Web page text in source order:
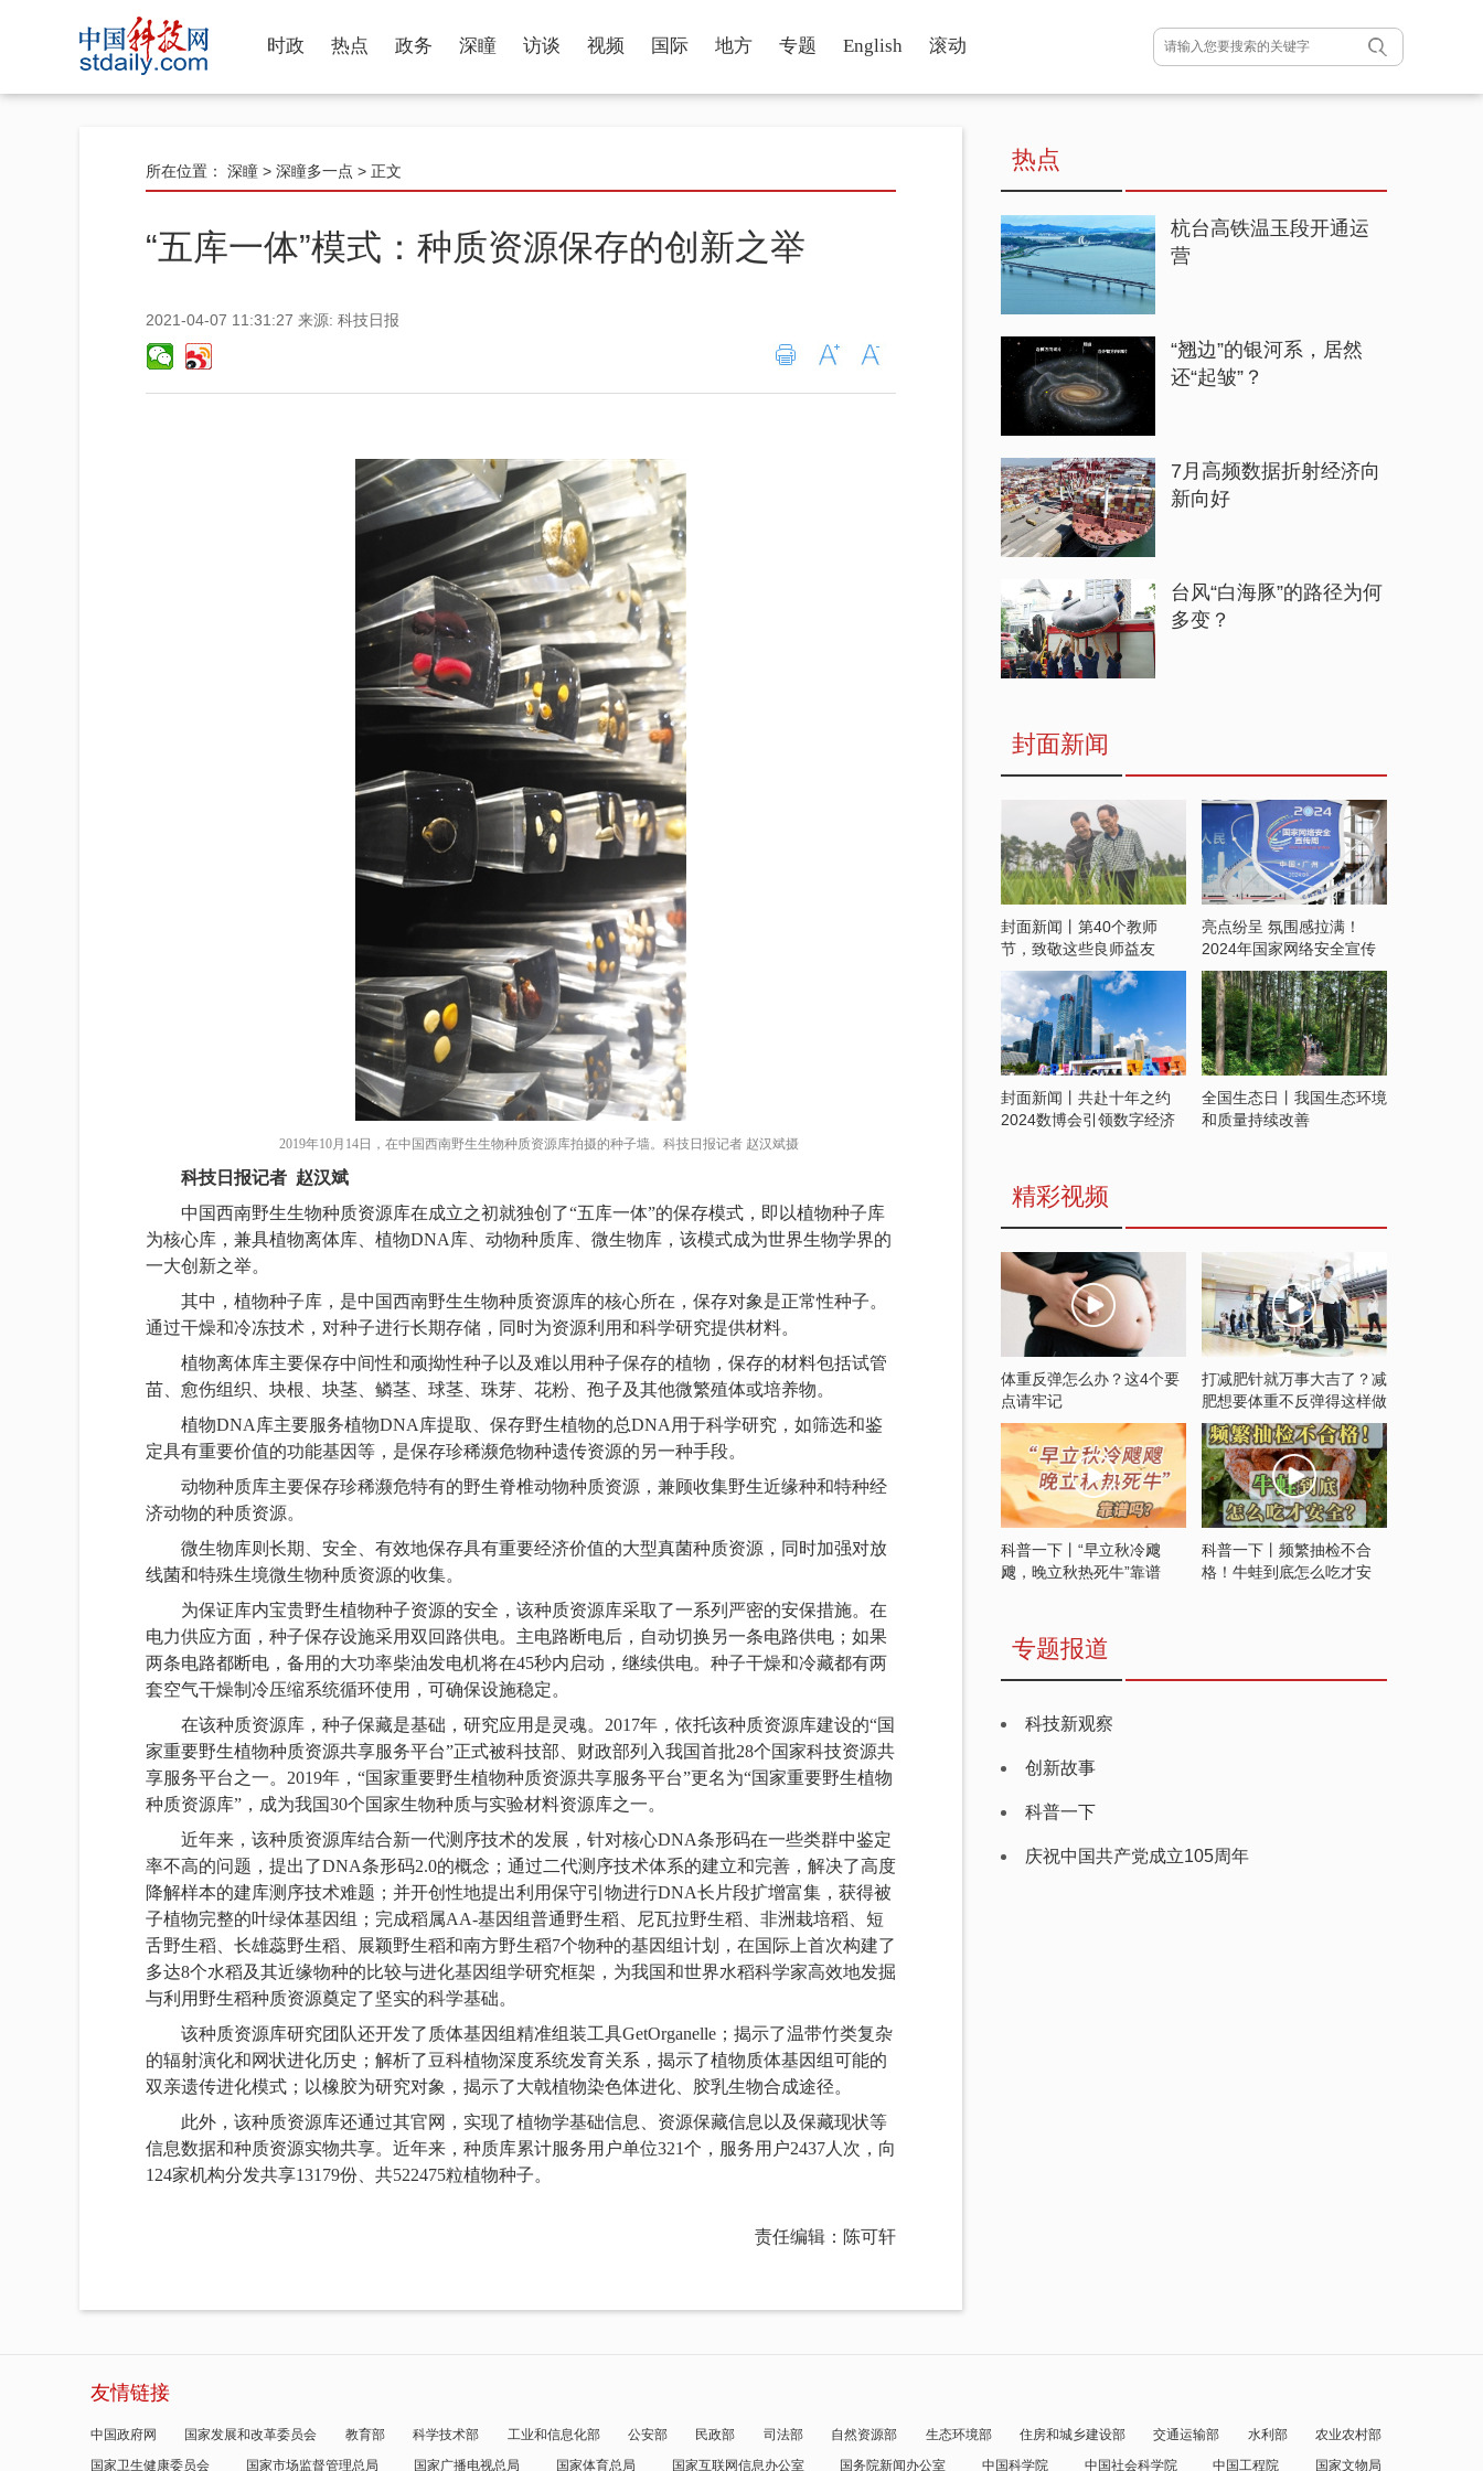
时政 热点 政务 深瞳 访谈 视频 国际 地方 专题 English 滚动
所在位置： 深瞳 > 深瞳多一点 > 正文
“五库一体”模式：种质资源保存的创新之举
2021-04-07 11:31:27 来源: 科技日报
2019年10月14日，在中国西南野生生物种质资源库拍摄的种子墙。科技日报记者 赵汉斌摄
科技日报记者 赵汉斌
中国西南野生生物种质资源库在成立之初就独创了“五库一体”的保存模式，即以植物种子库
为核心库，兼具植物离体库、植物DNA库、动物种质库、微生物库，该模式成为世界生物学界的
一大创新之举。
其中，植物种子库，是中国西南野生生物种质资源库的核心所在，保存对象是正常性种子。
通过干燥和冷冻技术，对种子进行长期存储，同时为资源利用和科学研究提供材料。
植物离体库主要保存中间性和顽拗性种子以及难以用种子保存的植物，保存的材料包括试管
苗、愈伤组织、块根、块茎、鳞茎、球茎、珠芽、花粉、孢子及其他微繁殖体或培养物。
植物DNA库主要服务植物DNA库提取、保存野生植物的总DNA用于科学研究，如筛选和鉴
定具有重要价值的功能基因等，是保存珍稀濒危物种遗传资源的另一种手段。
动物种质库主要保存珍稀濒危特有的野生脊椎动物种质资源，兼顾收集野生近缘种和特种经
济动物的种质资源。
微生物库则长期、安全、有效地保存具有重要经济价值的大型真菌种质资源，同时加强对放
线菌和特殊生境微生物种质资源的收集。
为保证库内宝贵野生植物种子资源的安全，该种质资源库采取了一系列严密的安保措施。在
电力供应方面，种子保存设施采用双回路供电。主电路断电后，自动切换另一条电路供电；如果
两条电路都断电，备用的大功率柴油发电机将在45秒内启动，继续供电。种子干燥和冷藏都有两
套空气干燥制冷压缩系统循环使用，可确保设施稳定。
在该种质资源库，种子保藏是基础，研究应用是灵魂。2017年，依托该种质资源库建设的“国
家重要野生植物种质资源共享服务平台”正式被科技部、财政部列入我国首批28个国家科技资源共
享服务平台之一。2019年，“国家重要野生植物种质资源共享服务平台”更名为“国家重要野生植物
种质资源库”，成为我国30个国家生物种质与实验材料资源库之一。
近年来，该种质资源库结合新一代测序技术的发展，针对核心DNA条形码在一些类群中鉴定
率不高的问题，提出了DNA条形码2.0的概念；通过二代测序技术体系的建立和完善，解决了高度
降解样本的建库测序技术难题；并开创性地提出利用保守引物进行DNA长片段扩增富集，获得被
子植物完整的叶绿体基因组；完成稻属AA-基因组普通野生稻、尼瓦拉野生稻、非洲栽培稻、短
舌野生稻、长雄蕊野生稻、展颖野生稻和南方野生稻7个物种的基因组计划，在国际上首次构建了
多达8个水稻及其近缘物种的比较与进化基因组学研究框架，为我国和世界水稻科学家高效地发掘
与利用野生稻种质资源奠定了坚实的科学基础。
该种质资源库研究团队还开发了质体基因组精准组装工具GetOrganelle；揭示了温带竹类复杂
的辐射演化和网状进化历史；解析了豆科植物深度系统发育关系，揭示了植物质体基因组可能的
双亲遗传进化模式；以橡胶为研究对象，揭示了大戟植物染色体进化、胶乳生物合成途径。
此外，该种质资源库还通过其官网，实现了植物学基础信息、资源保藏信息以及保藏现状等
信息数据和种质资源实物共享。近年来，种质库累计服务用户单位321个，服务用户2437人次，向
124家机构分发共享13179份、共522475粒植物种子。
责任编辑：陈可轩
热点
杭台高铁温玉段开通运
营
“翘边”的银河系，居然
还“起皱”？
7月高频数据折射经济向
新向好
台风“白海豚”的路径为何
多变？
封面新闻
封面新闻丨第40个教师
节，致敬这些良师益友
亮点纷呈 氛围感拉满！
2024年国家网络安全宣传
周开启
封面新闻丨共赴十年之约
2024数博会引领数字经济
全国生态日丨我国生态环境
和质量持续改善
精彩视频
体重反弹怎么办？这4个要
点请牢记
打减肥针就万事大吉了？减
肥想要体重不反弹得这样做
科普一下丨“早立秋冷飕
飕，晚立秋热死牛”靠谱
科普一下丨频繁抽检不合
格！牛蛙到底怎么吃才安
专题报道
科技新观察
创新故事
科普一下
庆祝中国共产党成立105周年
友情链接
中国政府网 国家发展和改革委员会 教育部 科学技术部 工业和信息化部 公安部 民政部 司法部 自然资源部 生态环境部 住房和城乡建设部 交通运输部 水利部
农业农村部
国家卫生健康委员会
国家市场监督管理总局 国家广播电视总局 国家体育总局 国家互联网信息办公室 国务院新闻办公室 中国科学院 中国社会科学院 中国工程院 国家文物局